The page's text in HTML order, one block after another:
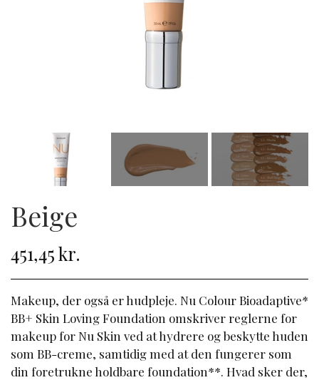
Beige
451,45 kr.
Makeup, der også er hudpleje. Nu Colour Bioadaptive*
BB+ Skin Loving Foundation omskriver reglerne for
makeup for Nu Skin ved at hydrere og beskytte huden
som BB-creme, samtidig med at den fungerer som
din foretrukne holdbare foundation**. Hvad sker der,